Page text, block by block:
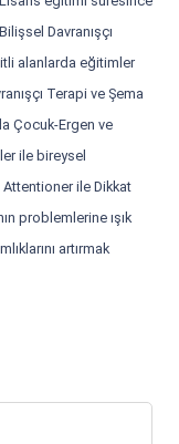
Davranışçı
alanlarda eğitimler
Terapi ve Şema
Çocuk-Ergen ve
ile bireysel
Attentioner ile Dikkat
problemlerine ışık
artırmak